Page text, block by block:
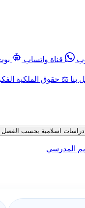
قناة واتساب
بنا ⚖️ حقوق الملكية
اسلامية بحسب الفصل الأول
المدرسي